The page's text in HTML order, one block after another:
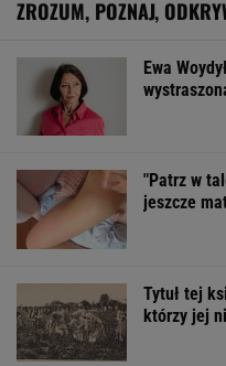
ZROZUM, POZNAJ,
Ewa
"Patrz w
jeszcze
Tytuł tej
którzy jej